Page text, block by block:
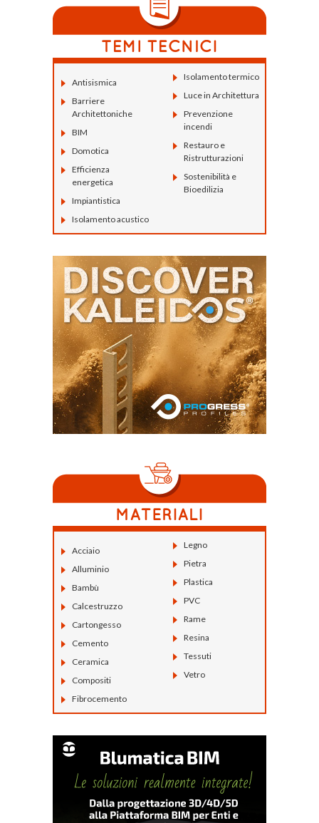
Antisismica
Barriere
Architettoniche
BIM
Domotica
Efficienza
energetica
Impiantistica
Isolamento acustico
Isolamento termico
Luce in Architettura
Prevenzione
incendi
Restauro e
Ristrutturazioni
Sostenibilità e
Bioedilizia
Acciaio
Alluminio
Bambù
Calcestruzzo
Cartongesso
Cemento
Ceramica
Compositi
Fibrocemento
Legno
Pietra
Plastica
PVC
Rame
Resina
Tessuti
Vetro